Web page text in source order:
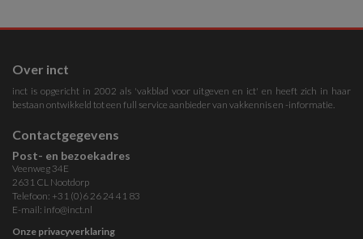
Over inct
inct is opgericht in 2002 als 'vakblad voor uitgeven en ict' en heeft zich in haar
bestaan ontwikkeld tot een full service aanbieder van vakkennis en -informatie.
Contactgegevens
Post- en bezoekadres
Veenweg 34E
2631 CL Nootdorp
Telefoon: +31 (0)6 26 24 41 83
E-mail: info@inct.nl
Onze privacyverklaring